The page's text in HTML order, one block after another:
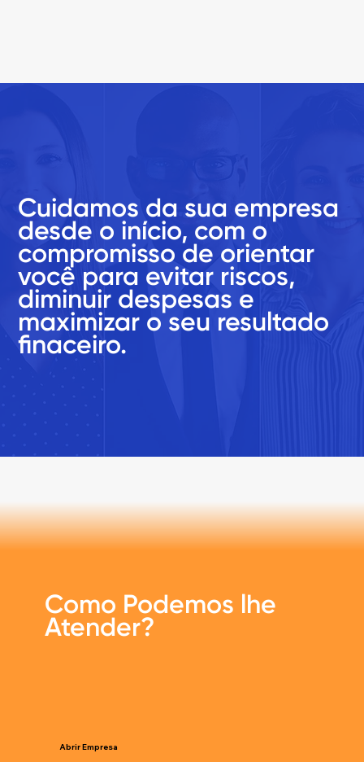
Cuidamos da sua empresa
desde o início, com o
compromisso de orientar
você para evitar riscos,
diminuir despesas e
maximizar o seu resultado
finaceiro.
Como Podemos lhe
Atender?
Abrir Empresa